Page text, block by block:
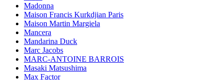
Madonna
Maison Francis Kurkdjian Paris
Maison Martin Margiela
Mancera
Mandarina Duck
Marc Jacobs
MARC-ANTOINE BARROIS
Masaki Matsushima
Max Factor